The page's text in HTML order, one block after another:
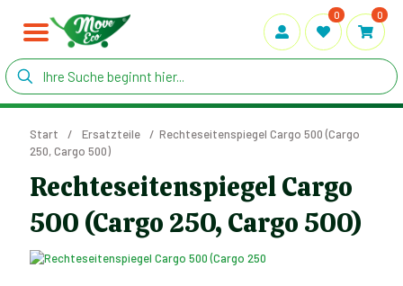
0 0
Start / Ersatzteile / Rechteseitenspiegel Cargo 500 (Cargo
250, Cargo 500)
Rechteseitenspiegel Cargo
500 (Cargo 250, Cargo 500)